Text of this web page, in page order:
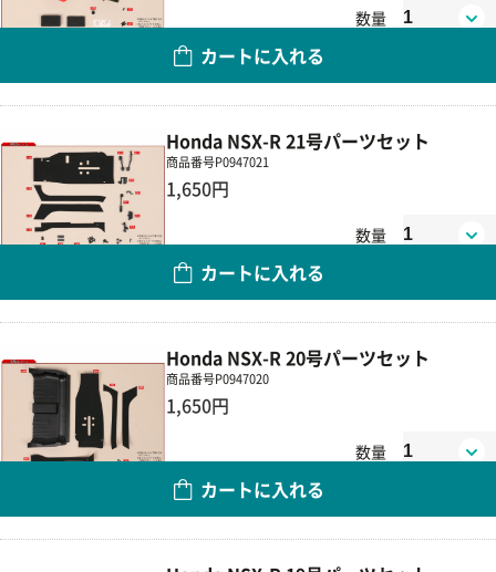
数量
カートに入れる
Honda NSX-R 21号パーツセット
商品番号P0947021
1,650円
数量
カートに入れる
Honda NSX-R 20号パーツセット
商品番号P0947020
1,650円
数量
カートに入れる